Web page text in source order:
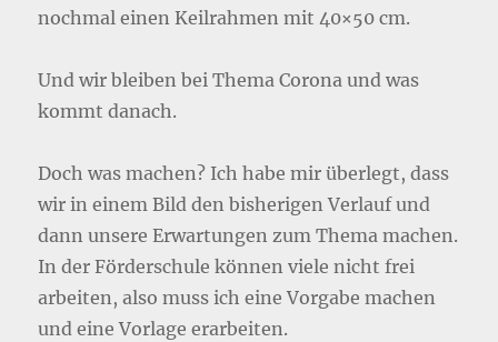
nochmal einen Keilrahmen mit 40×50 cm.
Und wir bleiben bei Thema Corona und was
kommt danach.
Doch was machen? Ich habe mir überlegt, dass
wir in einem Bild den bisherigen Verlauf und
dann unsere Erwartungen zum Thema machen.
In der Förderschule können viele nicht frei
arbeiten, also muss ich eine Vorgabe machen
und eine Vorlage erarbeiten.